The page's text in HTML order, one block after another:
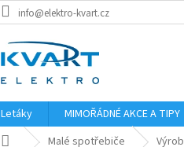
info@elektro-kvart.cz
Letáky MIMOŘÁDNÉ AKCE A TIPY
Domů Malé spotřebiče